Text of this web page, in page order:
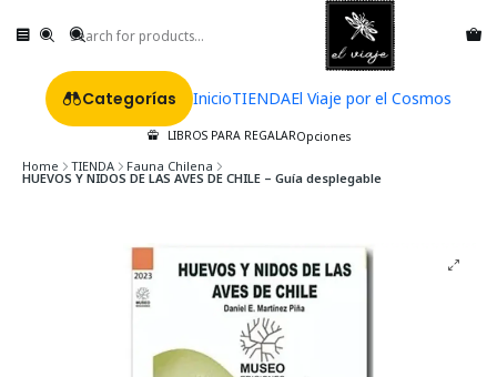
Categorías InicioTIENDAEl Viaje por el Cosmos
LIBROS PARA REGALAROpciones
Home TIENDA Fauna Chilena
HUEVOS Y NIDOS DE LAS AVES DE CHILE – Guía desplegable